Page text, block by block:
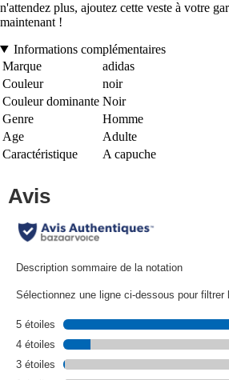
n'attendez plus, ajoutez cette veste à votre
maintenant !
Informations complémentaires
Marque
adidas
Couleur
noir
Couleur dominante Noir
Genre
Homme
Age
Adulte
Caractéristique
A capuche